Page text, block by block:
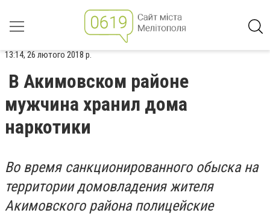
13:14, 26 лютого 2018 р.
В Акимовском районе
мужчина хранил дома
наркотики
Во время санкционированного обыска на
территории домовладения жителя
Акимовского района полицейские